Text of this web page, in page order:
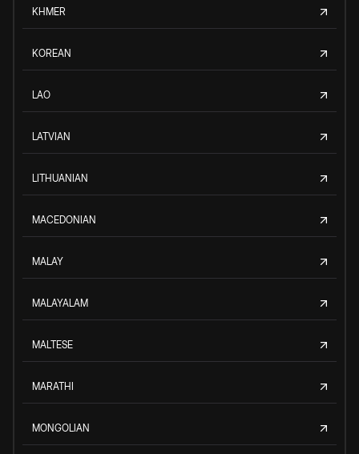
KHMER
KOREAN
LAO
LATVIAN
LITHUANIAN
MACEDONIAN
MALAY
MALAYALAM
MALTESE
MARATHI
MONGOLIAN